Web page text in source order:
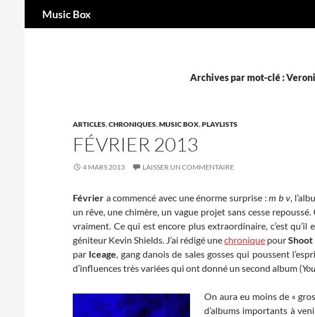
Music Box
Archives par mot-clé :
ARTICLES,CHRONIQUES,MUSIC BOX,PLAYLISTS
FÉVRIER 2013
4 MARS 2013 LAISSER UN COMMENTAIRE
Février a commencé avec une énorme surprise :m b v,
un rêve, une chimère, un vague projet sans cesse
vraiment. Ce qui est encore plus extraordinaire, c’est
géniteur Kevin Shields. J’ai rédigé unechronique pourShoot
par Iceage, gang danois de sales gosses qui poussent
d’influences très variées qui ont donné un second album (
On aura eu moins de «
d’albums importants à